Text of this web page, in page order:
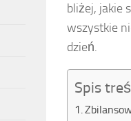
bliżej, jakie
wszystkie
dzień.
Spis